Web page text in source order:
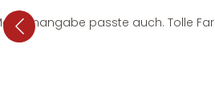
passte auch. Tolle